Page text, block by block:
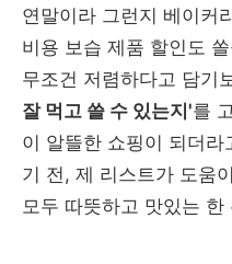
연말이라 그런지 베이커
비용 보습 제품 할인도
무조건 저렴하다고 담기
잘 먹고 쓸 수 있는지'를
이 알뜰한 쇼핑이 되더
기 전, 제 리스트가 도움
모두 따뜻하고 맛있는 한